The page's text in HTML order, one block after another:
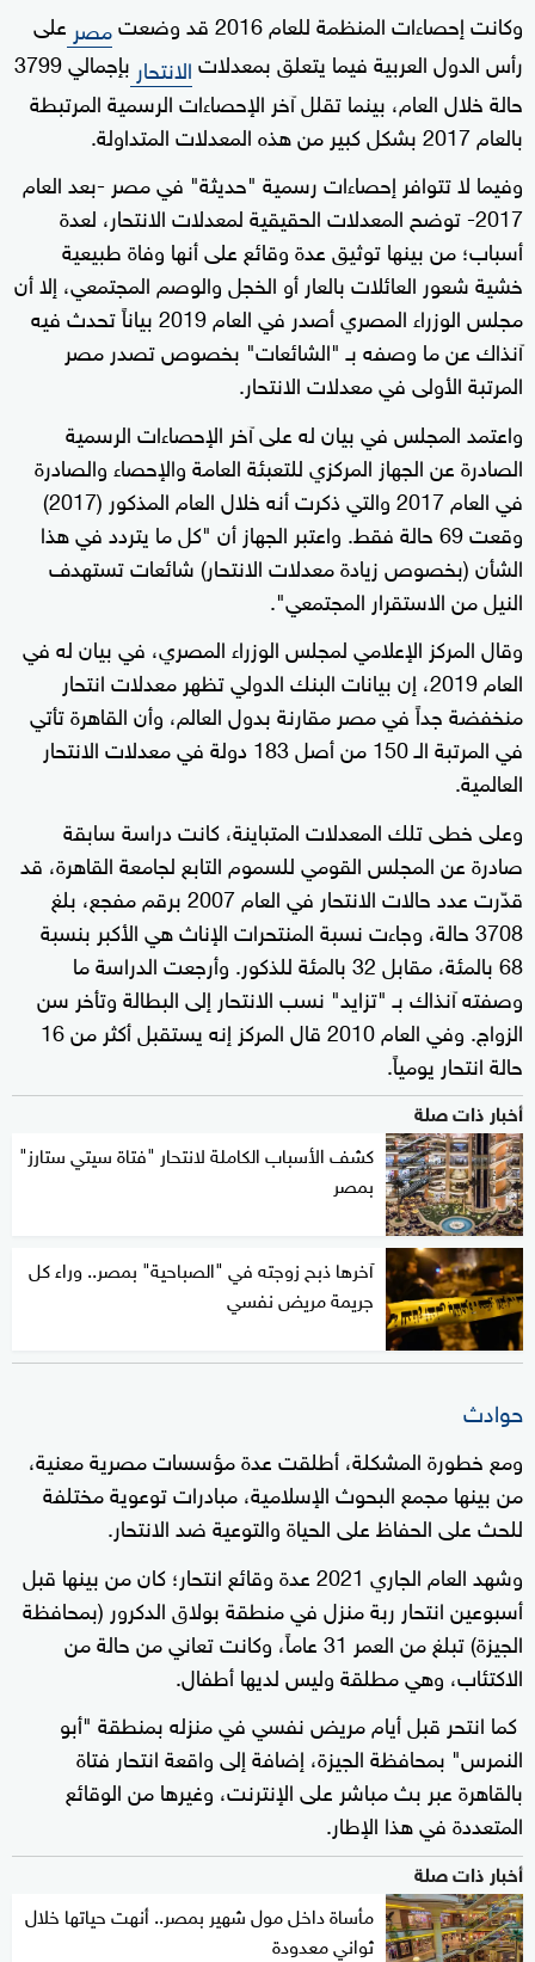
وكانت إحصاءات المنظمة للعام 2016 قد وضعت
مصر على
رأس الدول العربية فيما يتعلق بمعدلاتالانتحار
بإجمالي 3799
حالة خلال العام، بينما تقلل آخر الإحصاءات الرسمية المرتبطة
بالعام 2017 بشكل كبير من هذه المعدلات المتداولة.
وفيما لا تتوافر إحصاءات رسمية "حديثة" في مصر -بعد العام
2017- توضح المعدلات الحقيقية لمعدلات الانتحار، لعدة
أسباب؛ من بينها توثيق عدة وقائع على أنها وفاة طبيعية
خشية شعور العائلات بالعار أو الخجل والوصم المجتمعي، إلا أن
مجلس الوزراء المصري أصدر في العام 2019 بياناً تحدث فيه
آنذاك عن ما وصفه بـ "الشائعات" بخصوص تصدر مصر
المرتبة الأولى في معدلات الانتحار.
واعتمد المجلس في بيان له على آخر الإحصاءات الرسمية
الصادرة عن الجهاز المركزي للتعبئة العامة والإحصاء والصادرة
في العام 2017 والتي ذكرت أنه خلال العام المذكور (2017)
وقعت 69 حالة فقط. واعتبر الجهاز أن "كل ما يتردد في هذا
الشأن (بخصوص زيادة معدلات الانتحار) شائعات تستهدف
النيل من الاستقرار المجتمعي".
وقال المركز الإعلامي لمجلس الوزراء المصري، في بيان له في
العام 2019، إن بيانات البنك الدولي تظهر معدلات انتحار
منخفضة جداً في مصر مقارنة بدول العالم، وأن القاهرة تأتي
في المرتبة الـ 150 من أصل 183 دولة في معدلات الانتحار
العالمية.
وعلى خطى تلك المعدلات المتباينة، كانت دراسة سابقة
صادرة عن المجلس القومي للسموم التابع لجامعة القاهرة، قد
قدّرت عدد حالات الانتحار في العام 2007 برقم مفجع، بلغ
3708 حالة، وجاءت نسبة المنتحرات الإناث هي الأكبر بنسبة
68 بالمئة، مقابل 32 بالمئة للذكور. وأرجعت الدراسة ما
وصفته آنذاك بـ "تزايد" نسب الانتحار إلى البطالة وتأخر سن
الزواج. وفي العام 2010 قال المركز إنه يستقبل أكثر من 16
حالة انتحار يومياً.
أخبار ذات صلة
كشف الأسباب الكاملة لانتحار "فتاة سيتي ستارز"
بمصر
آخرها ذبح زوجته في "الصباحية" بمصر.. وراء كل
جريمة مريض نفسي
حوادث
ومع خطورة المشكلة، أطلقت عدة مؤسسات مصرية معنية،
من بينها مجمع البحوث الإسلامية، مبادرات توعوية مختلفة
للحث على الحفاظ على الحياة والتوعية ضد الانتحار.
وشهد العام الجاري 2021 عدة وقائع انتحار؛ كان من بينها قبل
أسبوعين انتحار ربة منزل في منطقة بولاق الدكرور (بمحافظة
الجيزة) تبلغ من العمر 31 عاماً، وكانت تعاني من حالة من
الاكتئاب، وهي مطلقة وليس لديها أطفال.
كما انتحر قبل أيام مريض نفسي في منزله بمنطقة "أبو
النمرس" بمحافظة الجيزة، إضافة إلى واقعة انتحار فتاة
بالقاهرة عبر بث مباشر على الإنترنت، وغيرها من الوقائع
المتعددة في هذا الإطار.
أخبار ذات صلة
مأساة داخل مول شهير بمصر.. أنهت حياتها خلال
ثواني معدودة